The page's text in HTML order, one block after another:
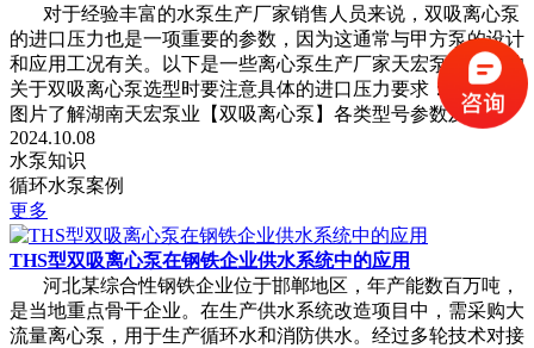
对于经验丰富的水泵生产厂家销售人员来说，双吸离心泵
的进口压力也是一项重要的参数，因为这通常与甲方泵的设计
和应用工况有关。以下是一些离心泵生产厂家天宏泵业总结的
关于双吸离心泵选型时要注意具体的进口压力要求： 请点击
图片了解湖南天宏泵业【双吸离心泵】各类型号参数及详情
2024.10.08
水泵知识
循环水泵案例
更多
THS型双吸离心泵在钢铁企业供水系统中的应用
河北某综合性钢铁企业位于邯郸地区，年产能数百万吨，
是当地重点骨干企业。在生产供水系统改造项目中，需采购大
流量离心泵，用于生产循环水和消防供水。经过多轮技术对接